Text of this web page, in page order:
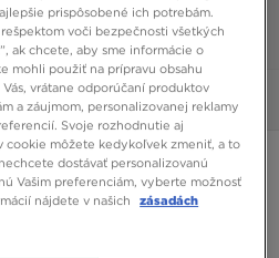
360°
prispôsobené ich potrebám.
voči bezpečnosti všetkých
ak chcete, aby sme informácie o
mohli použiť na prípravu obsahu
vrátane odporúčaní produktov
a záujmom, personalizovanej reklamy
Svoje rozhodnutie aj
cookie môžete kedykoľvek zmeniť, a to
dostávať personalizovanú
Vašim preferenciám, vyberte možnosť
nájdete v našich
zásadách